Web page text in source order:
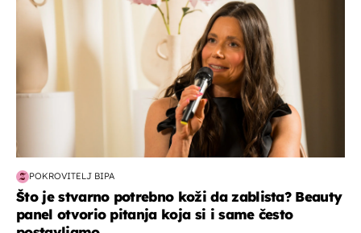
POKROVITELJ BIPA
Što je stvarno potrebno koži da zablista? Beauty
panel otvorio pitanja koja si i same često